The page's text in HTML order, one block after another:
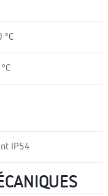
IP54